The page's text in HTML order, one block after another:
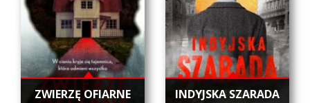
ZWIERZĘ OFIARNE INDYJSKA SZARADA